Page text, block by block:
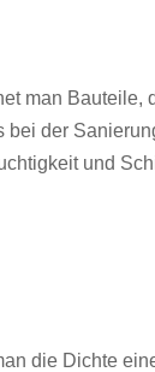
man Bauteile,
bei der
und
die Dichte